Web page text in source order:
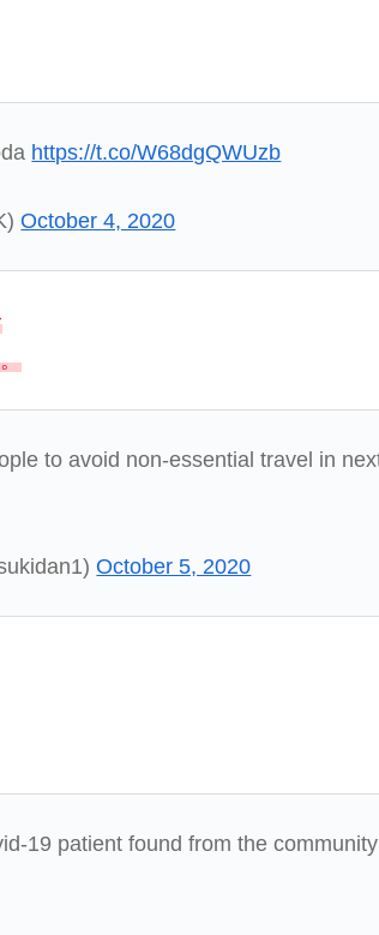
https://t.co/W68dgQWUzb
October 4, 2020
to avoid non-essential travel in
October 5, 2020
19 patient found from the community